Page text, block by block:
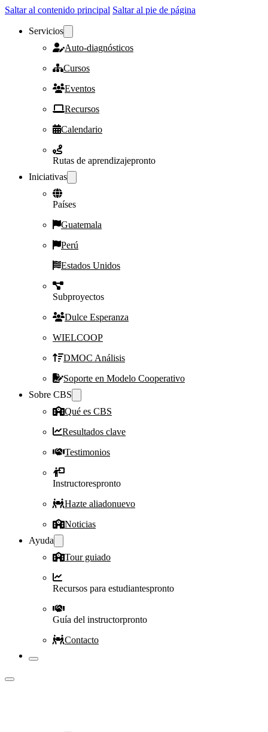
Saltar al contenido principal Saltar al pie de página
Servicios
Auto-diagnósticos
Cursos
Eventos
Recursos
Calendario
Rutas de aprendizajepronto
Iniciativas
Países
Guatemala
Perú
Estados Unidos
Subproyectos
Dulce Esperanza
WIELCOOP
DMOC Análisis
Soporte en Modelo Cooperativo
Sobre CBS
Qué es CBS
Resultados clave
Testimonios
Instructorespronto
Hazte aliadonuevo
Noticias
Ayuda
Tour guiado
Recursos para estudiantespronto
Guía del instructorpronto
Contacto